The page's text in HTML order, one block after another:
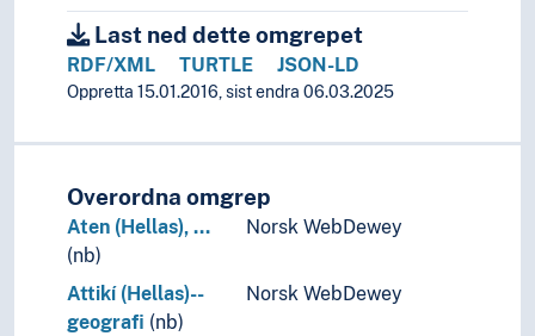
Tyskland
Ukraina
Ungarn
Vatikanstaten
Holarktiske region
Palearktis
Havområde
Oseania
Store landområde og imperium
Last ned dette omgrepet
RDF/XML TURTLE JSON-LD
Oppretta 15.01.2016, sist endra 06.03.2025
Overordna omgrep
Aten (Hellas), …
(nb)
Norsk WebDewey
Attikí (Hellas)--
geografi (nb)
Norsk WebDewey